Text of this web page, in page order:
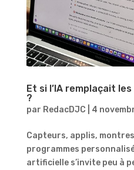
Et si l’IA remplaçait
?
par RedacDJC 4
Capteurs, applis,
programmes
artificielle s’invite peu à